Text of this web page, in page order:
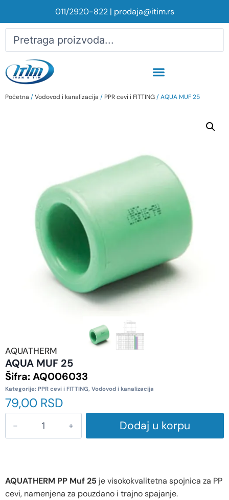
011/2920-822| prodaja@itim.rs
Početna /Vodovod i kanalizacija / PPR cevi i FITTING/ AQUA MUF 25
AQUATHERM
AQUA MUF 25
Šifra:AQ006033
Kategorije: PPR cevi i FITTING, Vodovod i kanalizacija
79,00 RSD
Dodaj u korpu
AQUATHERM PP Muf 25 je visokokvalitetna spojnica za PP
cevi, namenjena za pouzdano i trajno spajanje.